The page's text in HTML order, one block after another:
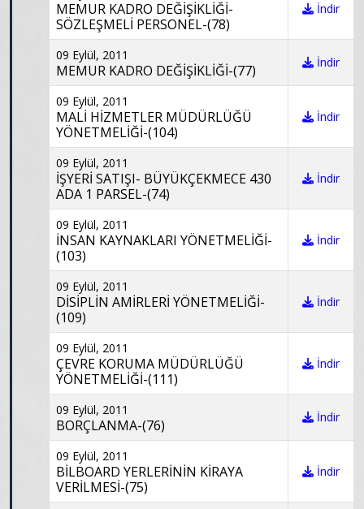
MEMUR KADRO DEĞİŞİKLİĞİ-
SÖZLEŞMELİ PERSONEL-(78)
İndir
09 Eylül, 2011
MEMUR KADRO DEĞİŞİKLİĞİ-(77) İndir
09 Eylül, 2011
MALİ HİZMETLER MÜDÜRLÜĞÜ
YÖNETMELİĞİ-(104)
İndir
09 Eylül, 2011
İŞYERİ SATIŞI- BÜYÜKÇEKMECE 430
ADA 1 PARSEL-(74)
İndir
09 Eylül, 2011
İNSAN KAYNAKLARI YÖNETMELİĞİ-
(103)
İndir
09 Eylül, 2011
DİSİPLİN AMİRLERİ YÖNETMELİĞİ-
(109)
İndir
09 Eylül, 2011
ÇEVRE KORUMA MÜDÜRLÜĞÜ
YÖNETMELİĞİ-(111)
İndir
09 Eylül, 2011
BORÇLANMA-(76) İndir
09 Eylül, 2011
BİLBOARD YERLERİNİN KİRAYA
VERİLMESİ-(75)
İndir